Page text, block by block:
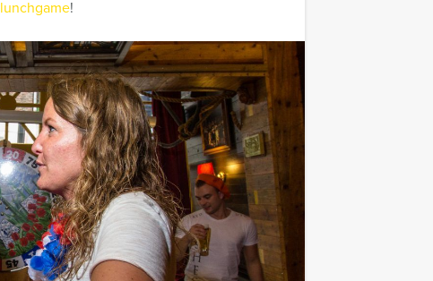
lunchgame!